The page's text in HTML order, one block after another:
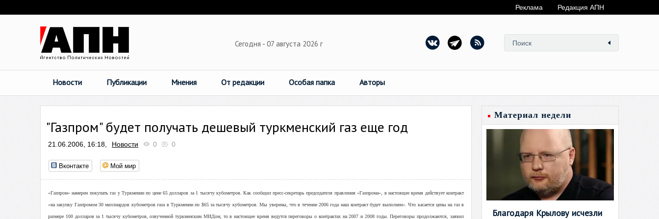
Реклама Редакция АПН
Сегодня - 07 августа 2026 г
Новости Публикации Мнения От редакции Особая папка Авторы
"Газпром" будет получать дешевый туркменский газ еще год
21.06.2006, 16:18, Новости 0 0
Вконтакте Мой мир
«Газпром» намерен покупать газ у Туркмении по цене 65 долларов за 1 тысячу кубометров. Как сообщил пресс-секретарь председателя правления «Газпрома», в настоящее время действует контракт
«на закупку Газпромом 30 миллиардов кубометров газа в Туркмении по $65 за тысячу кубометров. Мы уверены, что в течение 2006 года наш контракт будет выполнен». Что касается цены на газ в
размере 100 долларов за 1 тысячу кубометров, озвученной туркменским МИДом, то в настоящее время ведутся переговоры о контрактах на 2007 и 2008 годы. Переговоры продолжаются, заявил
Материал недели
Благодаря Крылову исчезли